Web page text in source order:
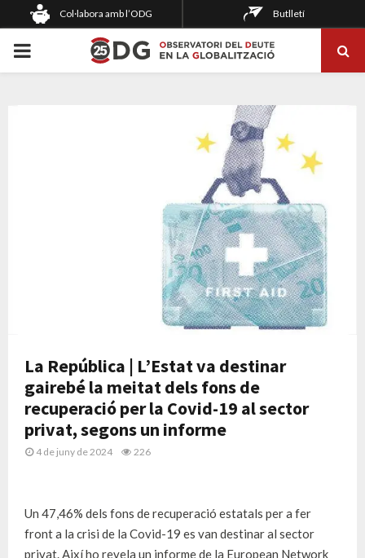
Col·labora amb l’ODG Butlletí
PRIMARY
La República | L’Estat va destinar
gairebé la meitat dels fons de
recuperació per la Covid-19 al sector
privat, segons un informe
4 de juny de 2024 226
Un 47,46% dels fons de recuperació estatals per a fer
front a la crisi de la Covid-19 es van destinar al sector
privat. Així ho revela un informe de la European Network